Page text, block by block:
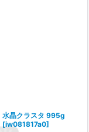
水晶クラスタ 995g
[iw081817a0]